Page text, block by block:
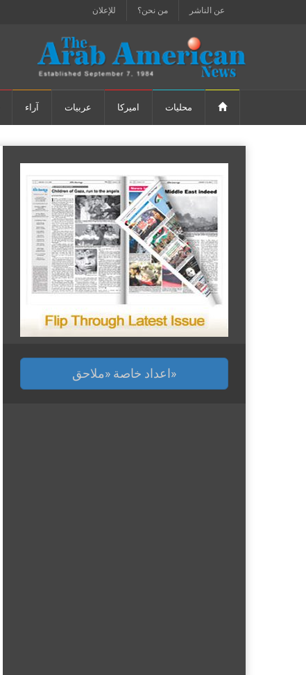
عن الناشر من نحن؟ للإعلان
محليات اميركا عربيات آراء
اعداد خاصة «ملاحق»